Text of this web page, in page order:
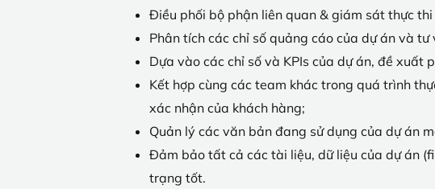
Điều phối bộ phận liên quan & giám sát thực
Phân tích các chỉ số quảng cáo của dự án và
Dựa vào các chỉ số và KPIs của dự án, đề xuất
Kết hợp cùng các team khác trong quá trình
xác nhận của khách hàng;
Quản lý các văn bản đang sử dụng của dự án
Đảm bảo tất cả các tài liệu, dữ liệu của dự án
trạng tốt.